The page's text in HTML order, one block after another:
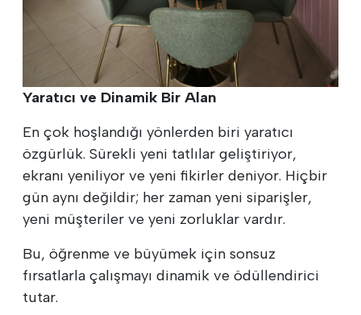
Yaratıcı ve Dinamik Bir Alan
En çok hoşlandığı yönlerden biri yaratıcı
özgürlük. Sürekli yeni tatlılar geliştiriyor,
ekranı yeniliyor ve yeni fikirler deniyor. Hiçbir
gün aynı değildir; her zaman yeni siparişler,
yeni müşteriler ve yeni zorluklar vardır.
Bu, öğrenme ve büyümek için sonsuz
fırsatlarla çalışmayı dinamik ve ödüllendirici
tutar.